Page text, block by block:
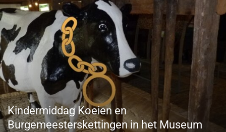
Kindermiddag Koeien en
Burgemeesterskettingen in het Museum